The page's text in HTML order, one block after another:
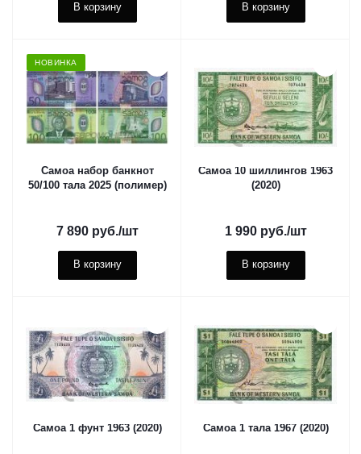
В корзину В корзину
НОВИНКА
Самоа набор банкнот
50/100 тала 2025 (полимер)
7 890руб./шт
В корзину
Самоа 10 шиллингов 1963
(2020)
1 990руб./шт
В корзину
Самоа 1 фунт 1963 (2020) Самоа 1 тала 1967 (2020)